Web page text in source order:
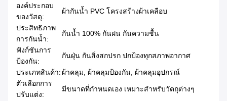
องค์ประกอบ
ของวัสดุ:
ผ้ากันน้ำ PVC โครงสร้างผ้าเคลือบ
ประสิทธิภาพ
การกันน้ำ:
กันน้ำ 100% กันฝน กันความชื้น
ฟังก์ชันการ
ป้องกัน:
กันฝุ่น กันสิ่งสกปรก ปกป้องทุกสภาพอากาศ
ประเภทสินค้า: ผ้าคลุม, ผ้าคลุมป้องกัน, ผ้าคลุมอุปกรณ์
ตัวเลือกการ
ปรับแต่ง:
มีขนาดที่กำหนดเอง เหมาะสำหรับวัตถุต่างๆ